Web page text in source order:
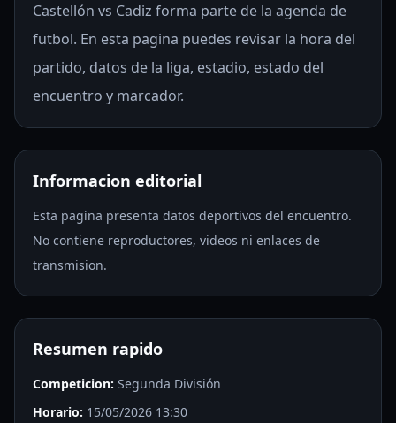
Castellón vs Cadiz forma parte de la agenda de
futbol. En esta pagina puedes revisar la hora del
partido, datos de la liga, estadio, estado del
encuentro y marcador.
Informacion editorial
Esta pagina presenta datos deportivos del encuentro.
No contiene reproductores, videos ni enlaces de
transmision.
Resumen rapido
Competicion: Segunda División
Horario: 15/05/2026 13:30